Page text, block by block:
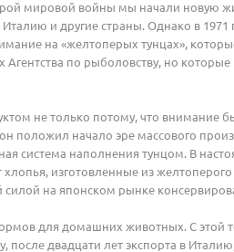
мировой войны мы начали новую
и другие страны. Однако в 1971
на «желтоперых тунцах»,
по рыболовству, но
не только потому, что
положил начало эре массового
система наполнения тунцом. В
изготовленные из
на японском рынке
для домашних животных. С этой
после двадцати лет экспорта в